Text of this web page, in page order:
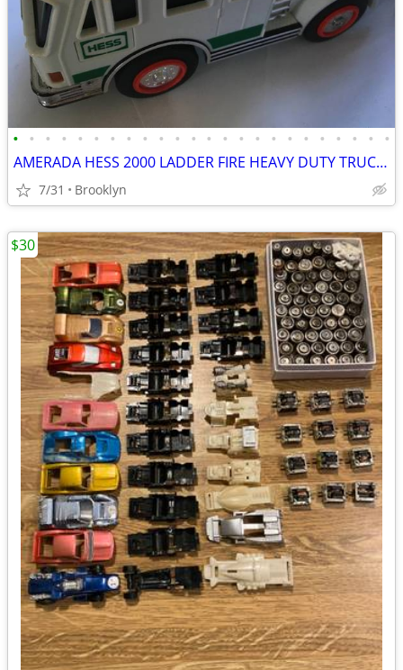
• • • • • • • • • • • • • • • • • • • • • • • •
AMERADA HESS 2000 LADDER FIRE HEAVY DUTY TRUCK LADDER EMERGENCY FLASH
7/31 Brooklyn
$30